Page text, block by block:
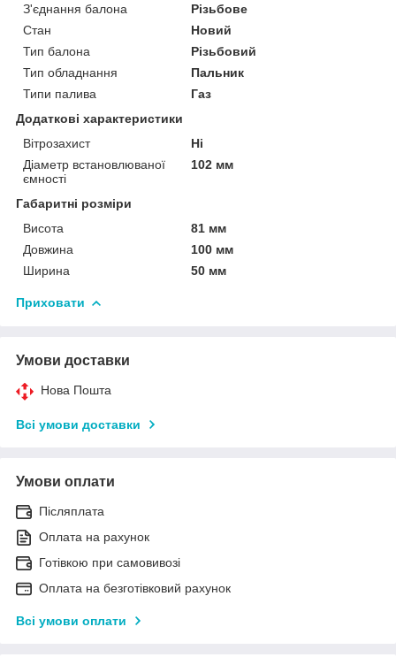
З'єднання балона
Різьбове
Стан
Новий
Тип балона
Різьбовий
Тип обладнання
Пальник
Типи палива
Газ
Додаткові характеристики
Вітрозахист
Ні
Діаметр встановлюваної
ємності
102 мм
Габаритні розміри
Висота
81 мм
Довжина
100 мм
Ширина
50 мм
Приховати
Умови доставки
Нова Пошта
Всі умови доставки
Умови оплати
Післяплата
Оплата на рахунок
Готівкою при самовивозі
Оплата на безготівковий рахунок
Всі умови оплати